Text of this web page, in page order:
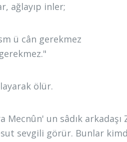
ağlayıp inler;
ü cân gerekmez
ölür.
Mecnûn' un sâdık
sevgili görür. Bunlar